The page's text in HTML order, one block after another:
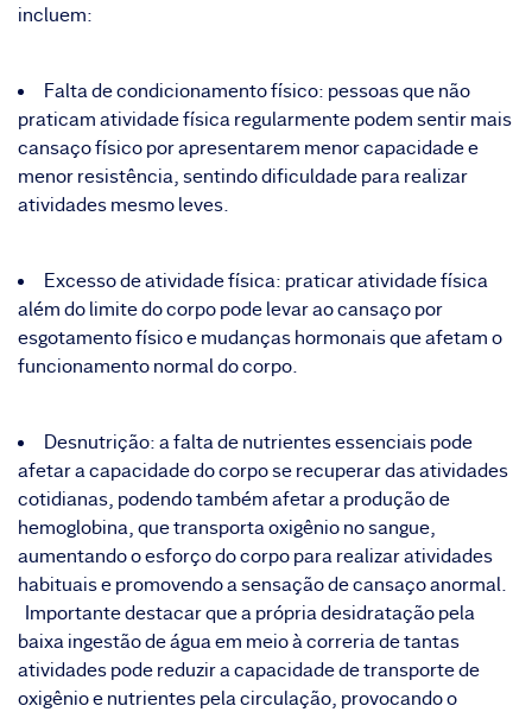
incluem:
Falta de condicionamento físico: pessoas que não
praticam atividade física regularmente podem sentir mais
cansaço físico por apresentarem menor capacidade e
menor resistência, sentindo dificuldade para realizar
atividades mesmo leves.
Excesso de atividade física: praticar atividade física
além do limite do corpo pode levar ao cansaço por
esgotamento físico e mudanças hormonais que afetam o
funcionamento normal do corpo.
Desnutrição: a falta de nutrientes essenciais pode
afetar a capacidade do corpo se recuperar das atividades
cotidianas, podendo também afetar a produção de
hemoglobina, que transporta oxigênio no sangue,
aumentando o esforço do corpo para realizar atividades
habituais e promovendo a sensação de cansaço anormal.
Importante destacar que a própria desidratação pela
baixa ingestão de água em meio à correria de tantas
atividades pode reduzir a capacidade de transporte de
oxigênio e nutrientes pela circulação, provocando o